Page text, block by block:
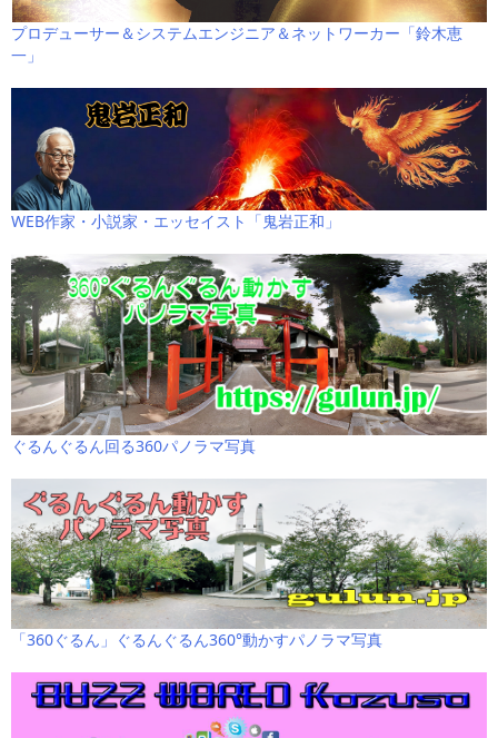
プロデューサー＆システムエンジニア＆ネットワーカー「鈴木恵
一」
WEB作家・小説家・エッセイスト「鬼岩正和」
ぐるんぐるん回る360パノラマ写真
「360ぐるん」ぐるんぐるん360°動かすパノラマ写真